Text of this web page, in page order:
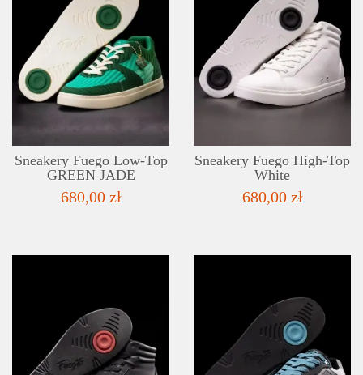
LISTA ŻYCZEŃ
SZCZEGÓŁY
Sneakery Fuego Low-Top
GREEN JADE
680,00 zł
Sneakery Fuego High-Top
White
680,00 zł